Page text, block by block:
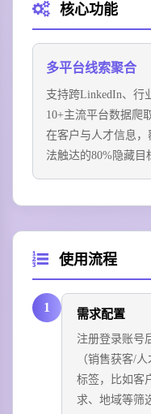
商客户，3个月获得
提升42%。
医疗科技企业
45天缩短至18天，
核心功能
多平台线索聚合
支持跨LinkedIn、行
10+主流平台数据爬
在客户与人才信息
法触达的80%隐藏目
使用流程
1 需求配置
注册登录账号
（销售获客/
标签，比如客
求、地域等筛